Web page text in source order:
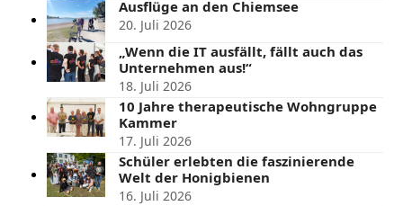
Ausflüge an den Chiemsee
20. Juli 2026
„Wenn die IT ausfällt, fällt auch das
Unternehmen aus!“
18. Juli 2026
10 Jahre therapeutische Wohngruppe
Kammer
17. Juli 2026
Schüler erlebten die faszinierende
Welt der Honigbienen
16. Juli 2026